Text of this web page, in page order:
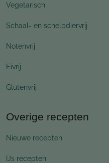
Vegetarisch
Schaal- en schelpdiervrij
Notenvrij
Eivrij
Glutenvrij
Overige recepten
Nieuwe recepten
IJs recepten